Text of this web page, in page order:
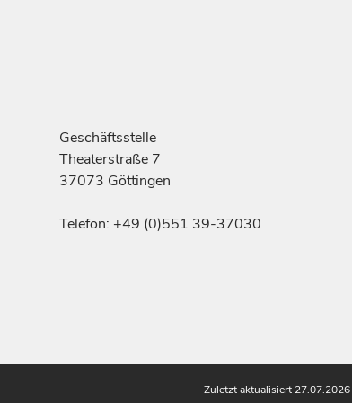
Geschäftsstelle
Theaterstraße 7
37073 Göttingen
Telefon: +49 (0)551 39-37030
Zuletzt aktualisiert 27.07.2026